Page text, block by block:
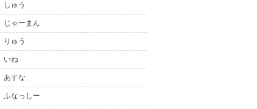
しゅう
じゃーまん
りゅう
いね
あすな
ふなっしー